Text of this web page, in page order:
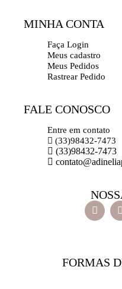
MINHA CONTA
Faça Login
Meus cadastro
Meus Pedidos
Rastrear Pedido
FALE CONOSCO
Entre em contato
(33)98432-7473
(33)98432-7473
FORMAS